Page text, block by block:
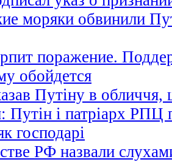
моряки обвинили
поражение.
обойдется
Путіну в обличчя,
Путін і патріарх РПЦ
господарі
РФ назвали